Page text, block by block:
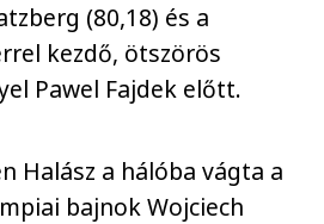
(80,18) és a
kezdő, ötszörös
Pawel Fajdek előtt.
Halász a hálóba vágta a
bajnok Wojciech